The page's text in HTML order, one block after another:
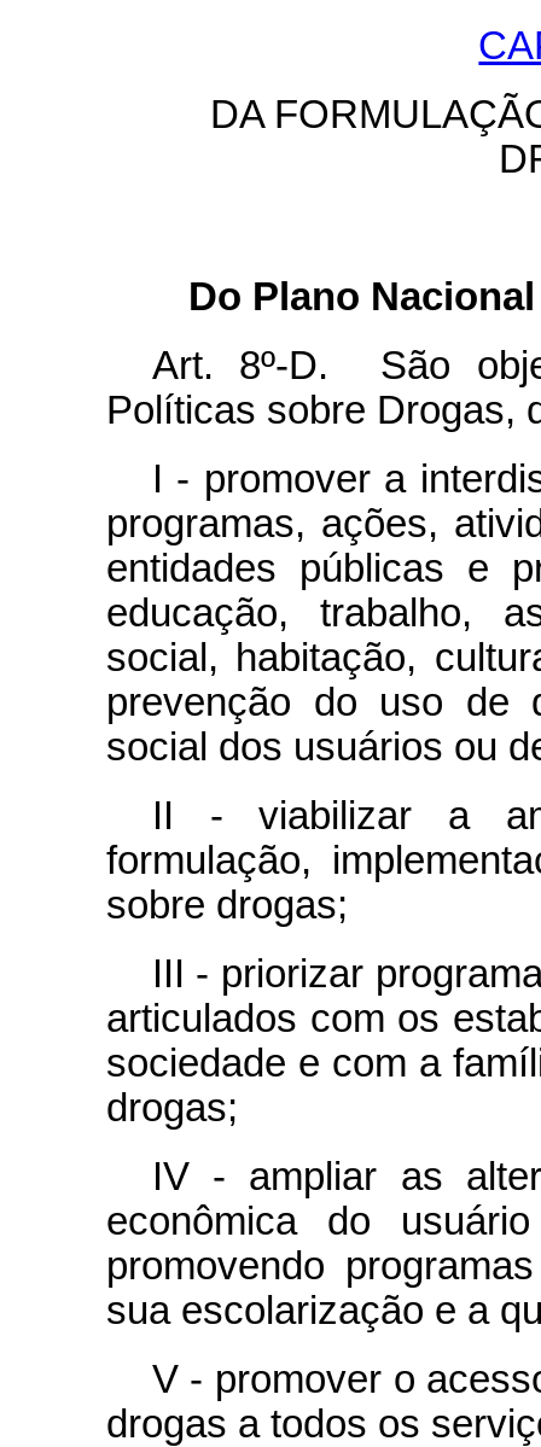
DA
Do Plano
Art. 8º-D. São
Políticas sobre Drogas,
I - promover a
programas, ações,
entidades públicas e
educação, trabalho,
social, habitação,
prevenção do uso de
social dos usuários ou
II - viabilizar a
formulação,
sobre drogas;
III - priorizar
articulados com os
sociedade e com a
drogas;
IV - ampliar as
econômica do
promovendo
sua escolarização e a
V - promover o
drogas a todos os